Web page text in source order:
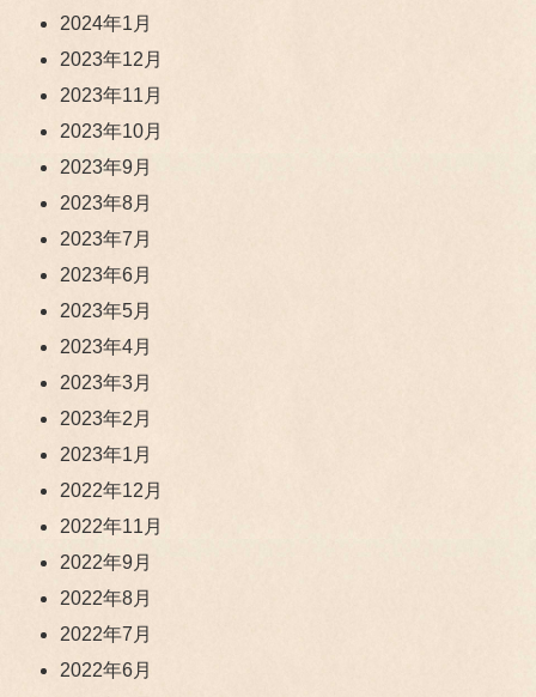
2024年1月
2023年12月
2023年11月
2023年10月
2023年9月
2023年8月
2023年7月
2023年6月
2023年5月
2023年4月
2023年3月
2023年2月
2023年1月
2022年12月
2022年11月
2022年9月
2022年8月
2022年7月
2022年6月